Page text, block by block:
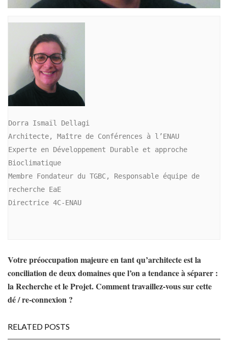
Dorra Ismaïl Dellagi
Architecte, Maître de Conférences à l’ENAU
Experte en Développement Durable et approche
Bioclimatique
Membre Fondateur du TGBC, Responsable équipe de
recherche EaE
Directrice 4C-ENAU
Votre préoccupation majeure en tant qu’architecte est la
conciliation de deux domaines que l’on a tendance à séparer :
la Recherche et le Projet. Comment travaillez-vous sur cette
dé / re-connexion ?
RELATED POSTS